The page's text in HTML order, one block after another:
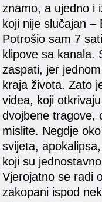
znamo, a ujedno i
koji nije slučajan
Potrošio sam 7
klipove sa kanala.
zaspati, jer
kraja života. Zato
videa, koji
dvojbene tragove,
mislite. Negdje
svijeta,
koji su
Vjerojatno se radi
zakopani ispod